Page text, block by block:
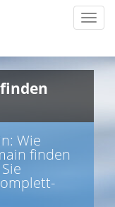
Wie
finden